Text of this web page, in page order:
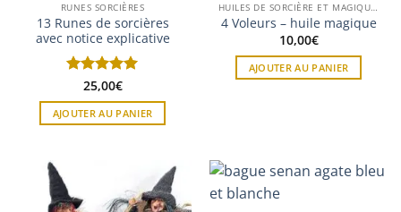
RUNES SORCIÈRES
13 Runes de sorcières
avec notice explicative
Note5sur
5
25,00€
AJOUTER AU PANIER
HUILES DE SORCIÈRE ET MAGIQUES
4 Voleurs – huile magique
10,00€
AJOUTER AU PANIER